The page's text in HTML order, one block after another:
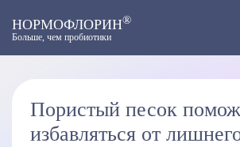
НОРМОФЛОРИН®
Больше, чем пробиотики
Пористый песок
избавляться от